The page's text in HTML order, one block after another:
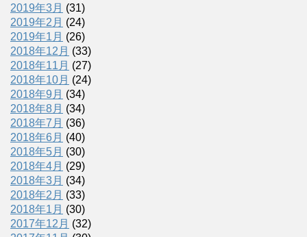
2019年3月 (31)
2019年2月 (24)
2019年1月 (26)
2018年12月 (33)
2018年11月 (27)
2018年10月 (24)
2018年9月 (34)
2018年8月 (34)
2018年7月 (36)
2018年6月 (40)
2018年5月 (30)
2018年4月 (29)
2018年3月 (34)
2018年2月 (33)
2018年1月 (30)
2017年12月 (32)